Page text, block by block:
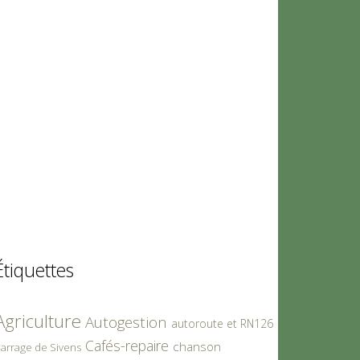
Autogestion autoroute et RN126
de Sivens Cafés-repaire chanson